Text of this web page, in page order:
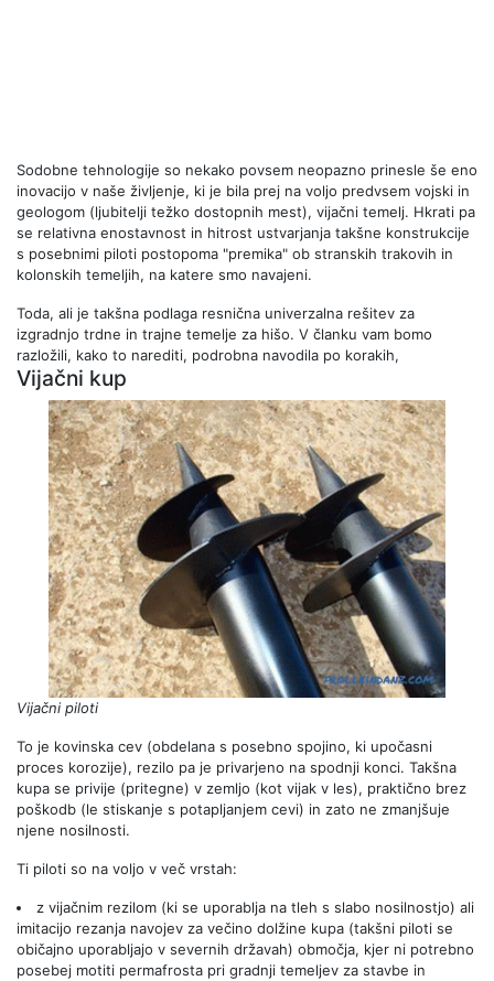
Sodobne tehnologije so nekako povsem neopazno prinesle še eno
inovacijo v naše življenje, ki je bila prej na voljo predvsem vojski in
geologom (ljubitelji težko dostopnih mest), vijačni temelj. Hkrati pa
se relativna enostavnost in hitrost ustvarjanja takšne konstrukcije
s posebnimi piloti postopoma "premika" ob stranskih trakovih in
kolonskih temeljih, na katere smo navajeni.
Toda, ali je takšna podlaga resnična univerzalna rešitev za
izgradnjo trdne in trajne temelje za hišo. V članku vam bomo
razložili, kako to narediti, podrobna navodila po korakih,
Vijačni kup
Vijačni piloti
To je kovinska cev (obdelana s posebno spojino, ki upočasni
proces korozije), rezilo pa je privarjeno na spodnji konci. Takšna
kupa se privije (pritegne) v zemljo (kot vijak v les), praktično brez
poškodb (le stiskanje s potapljanjem cevi) in zato ne zmanjšuje
njene nosilnosti.
Ti piloti so na voljo v več vrstah:
z vijačnim rezilom (ki se uporablja na tleh s slabo nosilnostjo) ali
imitacijo rezanja navojev za večino dolžine kupa (takšni piloti se
običajno uporabljajo v severnih državah) območja, kjer ni potrebno
posebej motiti permafrosta pri gradnji temeljev za stavbe in